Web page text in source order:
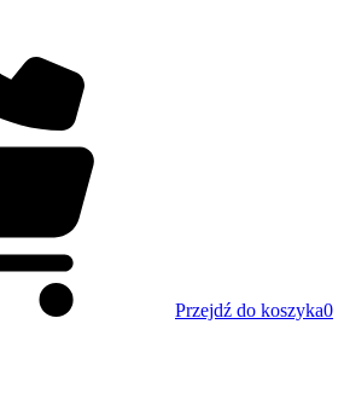
Przejdź do koszyka0